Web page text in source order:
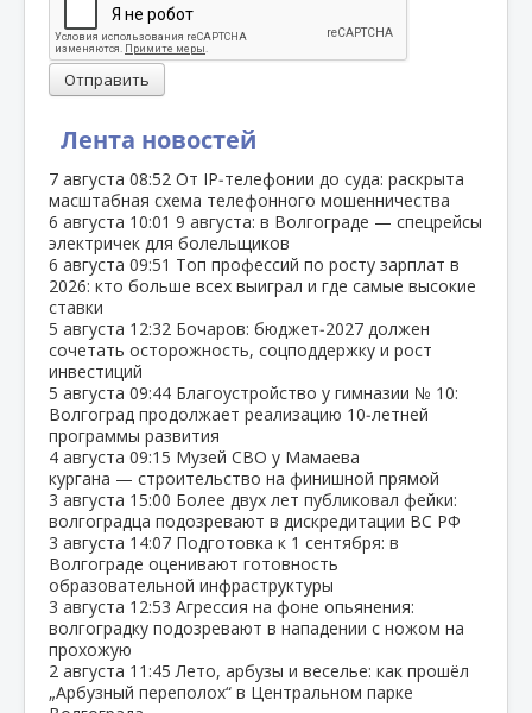
Лента новостей
7 августа 08:52 От IP‑телефонии до суда: раскрыта
масштабная схема телефонного мошенничества
6 августа 10:01 9 августа: в Волгограде — спецрейсы
электричек для болельщиков
6 августа 09:51 Топ профессий по росту зарплат в
2026: кто больше всех выиграл и где самые высокие
ставки
5 августа 12:32 Бочаров: бюджет‑2027 должен
сочетать осторожность, соцподдержку и рост
инвестиций
5 августа 09:44 Благоустройство у гимназии № 10:
Волгоград продолжает реализацию 10‑летней
программы развития
4 августа 09:15 Музей СВО у Мамаева
кургана — строительство на финишной прямой
3 августа 15:00 Более двух лет публиковал фейки:
волгоградца подозревают в дискредитации ВС РФ
3 августа 14:07 Подготовка к 1 сентября: в
Волгограде оценивают готовность
образовательной инфраструктуры
3 августа 12:53 Агрессия на фоне опьянения:
волгоградку подозревают в нападении с ножом на
прохожую
2 августа 11:45 Лето, арбузы и веселье: как прошёл
„Арбузный переполох“ в Центральном парке
Отправить